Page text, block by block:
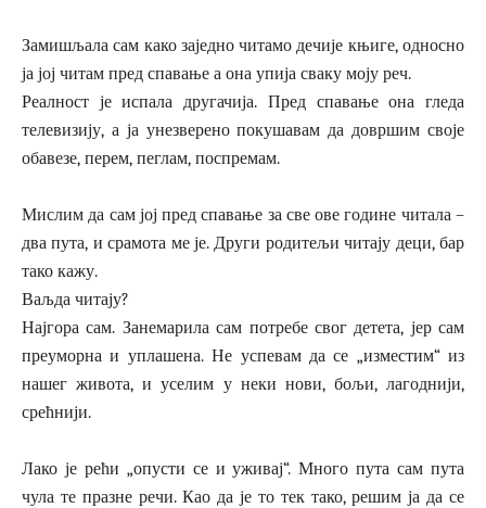
Замишљала сам како заједно читамо дечије књиге, односно
ја јој читам пред спавање а она упија сваку моју реч.
Реалност је испала другачија. Пред спавање она гледа
телевизију, а ја унезверено покушавам да довршим своје
обавезе, перем, пеглам, поспремам.
Мислим да сам јој пред спавање за све ове године читала –
два пута, и срамота ме је. Други родитељи читају деци, бар
тако кажу.
Ваљда читају?
Најгора сам. Занемарила сам потребе свог детета, јер сам
преуморна и уплашена. Не успевам да се „изместим“ из
нашег живота, и уселим у неки нови, бољи, лагоднији,
срећнији.
Лако је рећи „опусти се и уживај“. Много пута сам пута
чула те празне речи. Као да је то тек тако, решим ја да се